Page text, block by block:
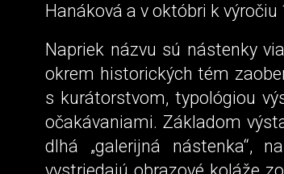
Hanáková a v októbri k
Napriek názvu sú nástenky
okrem historických tém
s kurátorstvom, typológiou
očakávaniami. Základom
dlhá „galerijná nástenka“,